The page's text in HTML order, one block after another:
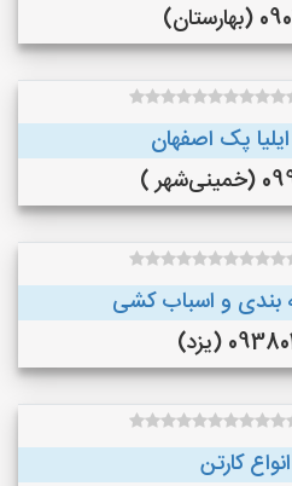
پک اصفهان
)
بندی و اسباب کشی
(یزد)
کارتن